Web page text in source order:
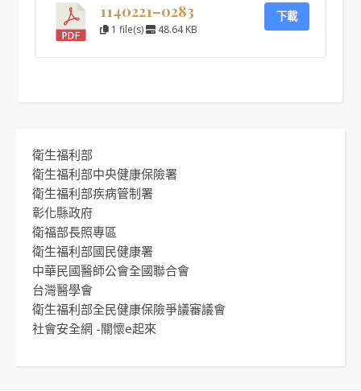
1140221–0283
1 file(s) 48.64 KB
下載
衛生福利部
衛生福利部中央健康保險署
衛生福利部疾病管制署
彰化縣政府
衛福部長照專區
衛生福利部國民健康署
中華民國醫師公會全國聯合會
台灣醫學會
衛生福利部全民健康保險爭議審議會
社會安全網 -關懷e起來